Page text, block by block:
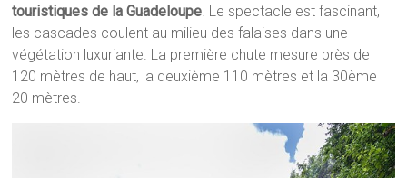
touristiques de la Guadeloupe. Le spectacle est fascinant,
les cascades coulent au milieu des falaises dans une
végétation luxuriante. La première chute mesure près de
120 mètres de haut, la deuxième 110 mètres et la 30ème
20 mètres.